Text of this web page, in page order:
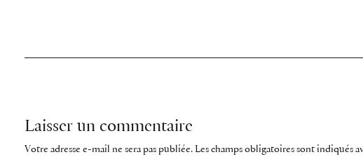
Laisser un commentaire
Votre adresse e-mail ne sera pas publiée. Les champs obligatoires sont indiqués